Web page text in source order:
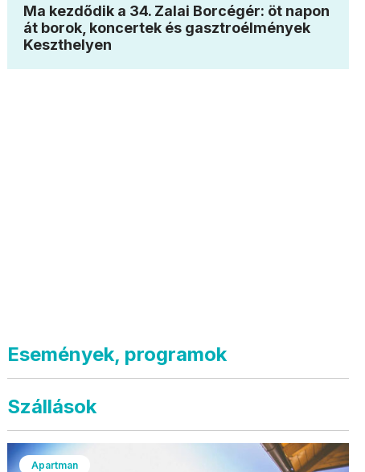
Ma kezdődik a 34. Zalai Borcégér: öt napon
át borok, koncertek és gasztroélmények
Keszthelyen
Események, programok
Szállások
Apartman